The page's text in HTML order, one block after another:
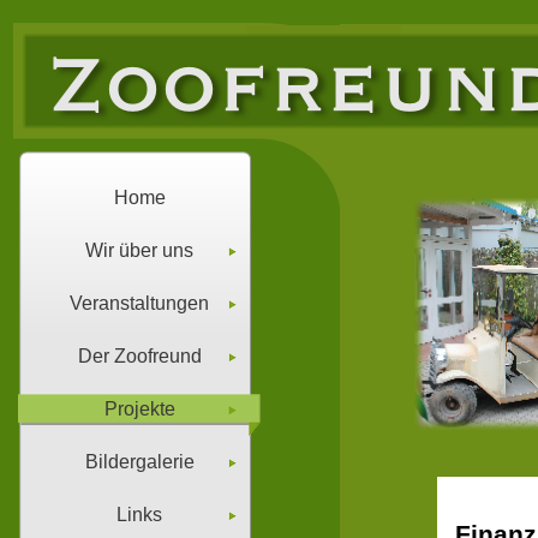
Home
Wir über uns
Veranstaltungen
Der Zoofreund
Projekte
Bildergalerie
Links